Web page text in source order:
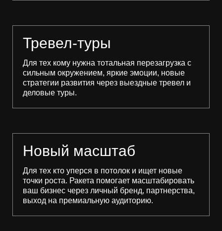
Тревел-туры
Для тех кому нужна тотальная перезагрузка с
сильным окружением, яркие эмоции, новые
стратегии развития через выездные тревел и
деловые туры.
Новый масштаб
Для тех кто уперся в потолок и ищет новые
точки роста. Ракета помогает масштабировать
ваш бизнес через личный бренд, партнерства,
выход на премиальную аудиторию.